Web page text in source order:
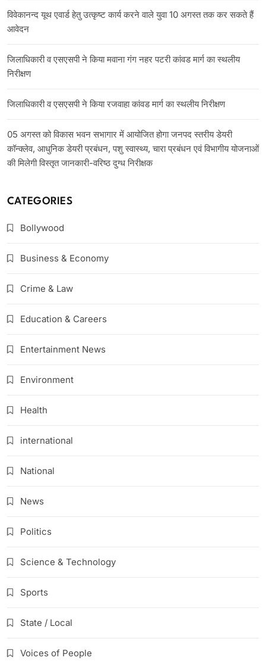
विवेकानन्द यूथ एवार्ड हेतु उत्कृष्ट कार्य करने वाले युवा 10 अगस्त तक कर सकते हैं
आवेदन
जिलाधिकारी व एसएसपी ने किया मवाना गंग नहर पटरी कांवड मार्ग का स्थलीय
निरीक्षण
जिलाधिकारी व एसएसपी ने किया रजवाहा कांवड मार्ग का स्थलीय निरीक्षण
05 अगस्त को विकास भवन सभागार में आयोजित होगा जनपद स्तरीय डेयरी
कॉन्क्लेव, आधुनिक डेयरी प्रबंधन, पशु स्वास्थ्य, चारा प्रबंधन एवं विभागीय योजनाओं
की मिलेगी विस्तृत जानकारी-वरिष्ठ दुग्ध निरीक्षक
CATEGORIES
Bollywood
Business & Economy
Crime & Law
Education & Careers
Entertainment News
Environment
Health
international
National
News
Politics
Science & Technology
Sports
State / Local
Voices of People